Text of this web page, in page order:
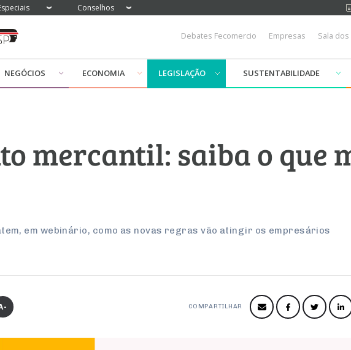
Conselhos
Debates Fecomercio Empresas Sala
NEGÓCIOS ECONOMIA LEGISLAÇÃO SUSTENTABILIDADE
mercantil: saiba o que
em webinário, como as novas regras vão atingir os empresários
COMPARTILHAR